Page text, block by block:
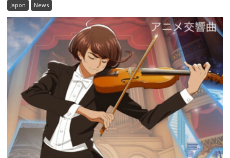
Japon News